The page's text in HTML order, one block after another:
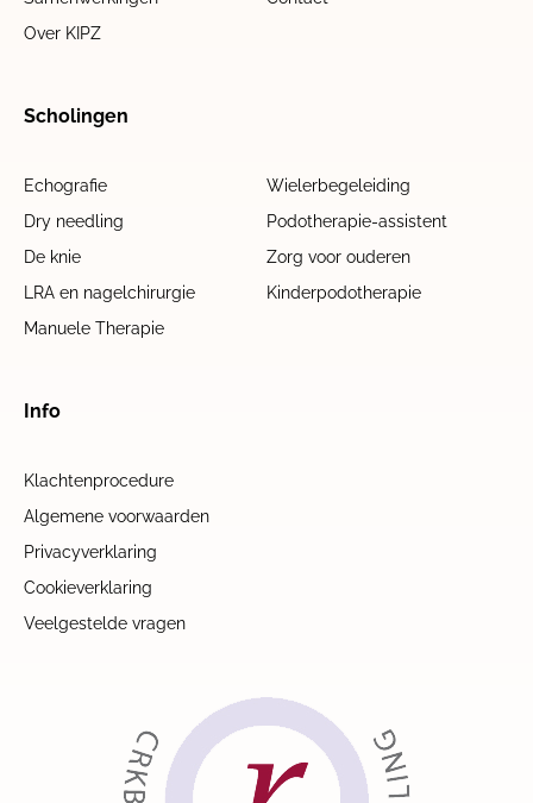
Over KIPZ
Scholingen
Echografie
Wielerbegeleiding
Dry needling
Podotherapie-assistent
De knie
Zorg voor ouderen
LRA en nagelchirurgie
Kinderpodotherapie
Manuele Therapie
Info
Klachtenprocedure
Algemene voorwaarden
Privacyverklaring
Cookieverklaring
Veelgestelde vragen